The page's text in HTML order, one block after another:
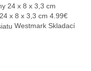
x 8 x 3,3 cm 4.99€
Westmark Skladací